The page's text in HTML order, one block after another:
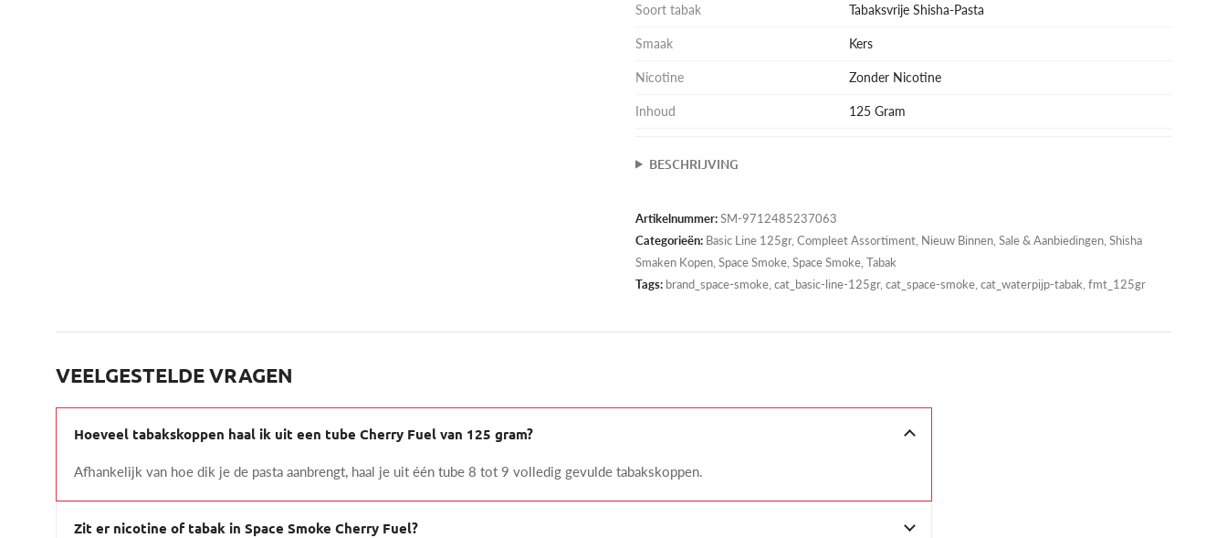
Soort tabak Tabaksvrije Shisha-Pasta
Smaak Kers
Nicotine Zonder Nicotine
Inhoud 125 Gram
BESCHRIJVING
Artikelnummer:SM-9712485237063
Categorieën: Basic Line 125gr, Compleet Assortiment, Nieuw Binnen, Sale & Aanbiedingen, Shisha
Smaken Kopen, Space Smoke, Space Smoke, Tabak
Tags: brand_space-smoke, cat_basic-line-125gr, cat_space-smoke, cat_waterpijp-tabak, fmt_125gr
VEELGESTELDE VRAGEN
Hoeveel tabakskoppen haal ik uit een tube Cherry Fuel van 125 gram?
Afhankelijk van hoe dik je de pasta aanbrengt, haal je uit één tube 8 tot 9 volledig gevulde tabakskoppen.
Zit er nicotine of tabak in Space Smoke Cherry Fuel?